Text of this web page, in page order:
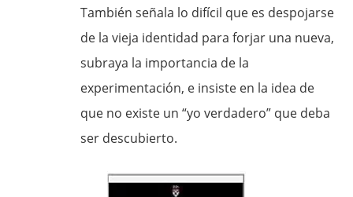
También señala lo difícil que es despojarse
de la vieja identidad para forjar una nueva,
subraya la importancia de la
experimentación, e insiste en la idea de
que no existe un “yo verdadero” que deba
ser descubierto.